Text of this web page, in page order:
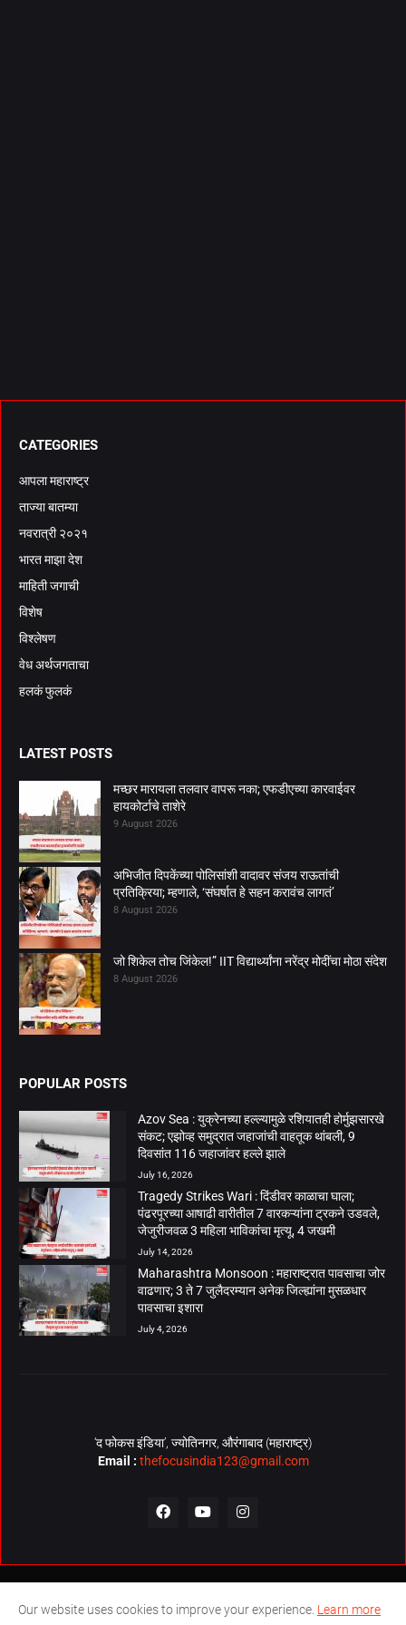
CATEGORIES
आपला महाराष्ट्र
ताज्या बातम्या
नवरात्री २०२१
भारत माझा देश
माहिती जगाची
विशेष
विश्लेषण
वेध अर्थजगताचा
हलकं फुलकं
LATEST POSTS
मच्छर मारायला तलवार वापरू नका; एफडीएच्या कारवाईवर
हायकोर्टाचे ताशेरे
9 August 2026
अभिजीत दिपकेंच्या पोलिसांशी वादावर संजय राऊतांची
प्रतिक्रिया; म्हणाले, ‘संघर्षात हे सहन करावंच लागतं’
8 August 2026
जो शिकेल तोच जिंकेल!” IIT विद्यार्थ्यांना नरेंद्र मोदींचा मोठा संदेश
8 August 2026
POPULAR POSTS
Azov Sea : युक्रेनच्या हल्ल्यामुळे रशियातही होर्मुझसारखे
संकट; एझोव्ह समुद्रात जहाजांची वाहतूक थांबली, 9
दिवसांत 116 जहाजांवर हल्ले झाले
July 16, 2026
Tragedy Strikes Wari : दिंडीवर काळाचा घाला;
पंढरपूरच्या आषाढी वारीतील 7 वारकऱ्यांना ट्रकने उडवले,
जेजुरीजवळ 3 महिला भाविकांचा मृत्यू, 4 जखमी
July 14, 2026
Maharashtra Monsoon : महाराष्ट्रात पावसाचा जोर
वाढणार; 3 ते 7 जुलैदरम्यान अनेक जिल्ह्यांना मुसळधार
पावसाचा इशारा
July 4, 2026
‘द फोकस इंडिया’, ज्योतिनगर, औरंगाबाद (महाराष्ट्र)
Email : thefocusindia123@gmail.com
About Us Contact Us The Focus India Policy
Our website uses cookies to improve your experience. Learn more